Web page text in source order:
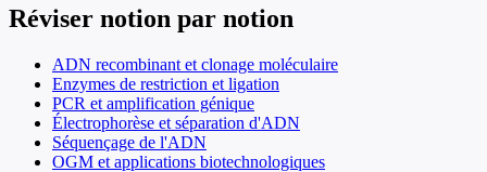
Réviser notion par notion
ADN recombinant et clonage moléculaire
Enzymes de restriction et ligation
PCR et amplification génique
Électrophorèse et séparation d'ADN
Séquençage de l'ADN
OGM et applications biotechnologiques